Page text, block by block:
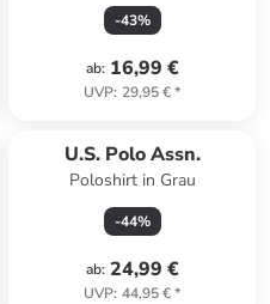
-43%
ab: 16,99 €
UVP: 29,95 €*
U.S. Polo Assn.
Poloshirt in Grau
-44%
ab: 24,99 €
UVP: 44,95 €*